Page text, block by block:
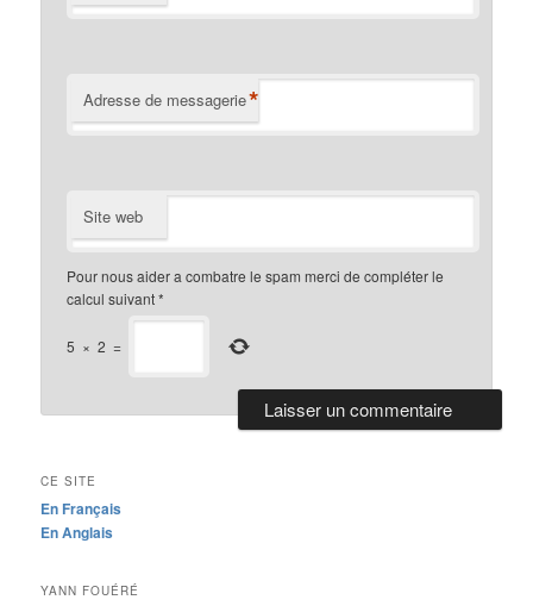
Adresse de messagerie*
Site web
Pour nous aider a combatre le spam merci de compléter le
calcul suivant*
5 × 2 =
CE SITE
En Français
En Anglais
YANN FOUÉRÉ